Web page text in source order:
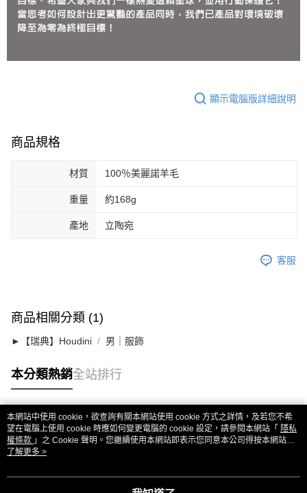
顯示電腦版詳細說明
商品規格
材質 100％美麗諾羊毛
重量 約168g
產地 立陶宛
客服
商品相關分類 (1)
►【瑞典】Houdini 男｜服飾
本分類熱銷全站排行
熱門標籤
本網站中使用 cookie，欲查詢有關本網站使用 cookie 方式之詳情，及若您不希
望在電腦上使用 cookie 時應如何變更電腦的 cookie 設定，請參閱本網站「 隱私
權條款 」之 Cookie 聲明。您繼續使用本網站即表示您同意本公司得按本網站使
用條款之 Cookie 聲明使用 cookie。
了解更多 >